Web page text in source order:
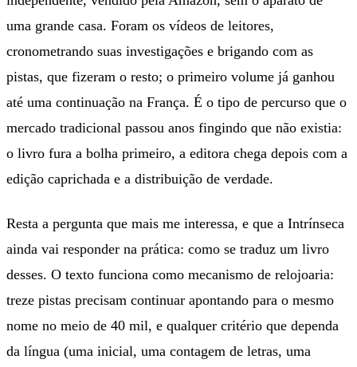
uma grande casa. Foram os vídeos de leitores,
cronometrando suas investigações e brigando com as
pistas, que fizeram o resto; o primeiro volume já ganhou
até uma continuação na França. É o tipo de percurso que o
mercado tradicional passou anos fingindo que não existia:
o livro fura a bolha primeiro, a editora chega depois com a
edição caprichada e a distribuição de verdade.
Resta a pergunta que mais me interessa, e que a Intrínseca
ainda vai responder na prática: como se traduz um livro
desses. O texto funciona como mecanismo de relojoaria:
treze pistas precisam continuar apontando para o mesmo
nome no meio de 40 mil, e qualquer critério que dependa
da língua (uma inicial, uma contagem de letras, uma